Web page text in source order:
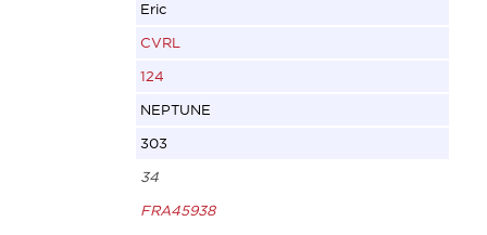
Eric
CVRL
124
NEPTUNE
303
34
FRA45938